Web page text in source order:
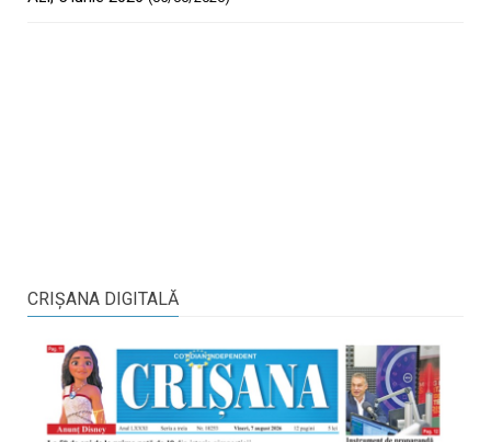
CRIŞANA DIGITALĂ